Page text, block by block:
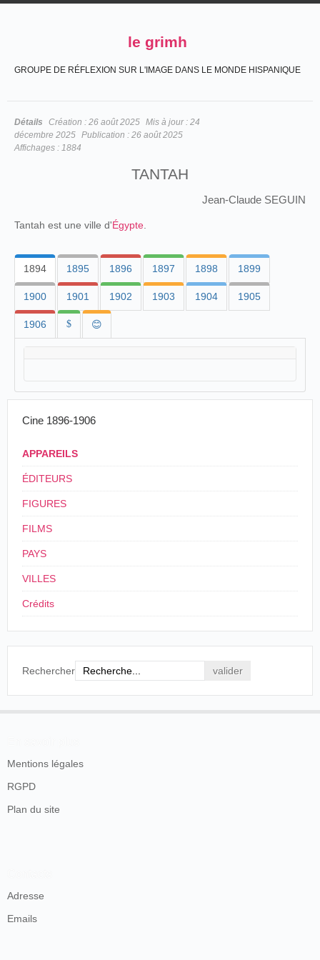
le grimh
GROUPE DE RÉFLEXION SUR L'IMAGE DANS LE MONDE HISPANIQUE
Détails Création : 26 août 2025 Mis à jour : 24
décembre 2025 Publication : 26 août 2025
Affichages : 1884
TANTAH
Jean-Claude SEGUIN
Tantah est une ville d'Égypte
1894 1895 1896 1897 1898 1899
1900 1901 1902 1903 1904 1905
1906 $ 😊
Cine 1896-1906
APPAREILS
ÉDITEURS
FIGURES
FILMS
PAYS
VILLES
Crédits
Rechercher
Mentions légales
RGPD
Plan du site
Adresse
Emails